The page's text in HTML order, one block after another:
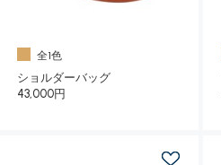
全1色
ショルダーバッグ
43,000円